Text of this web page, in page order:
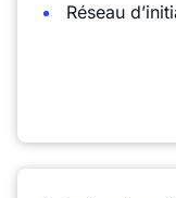
Réseau